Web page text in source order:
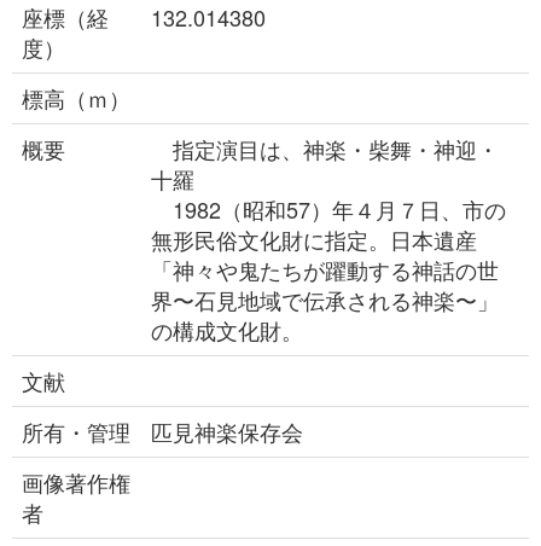
座標（経
度）
132.014380
標高（ｍ）
概要
指定演目は、神楽・柴舞・神迎・
十羅
1982（昭和57）年４月７日、市の
無形民俗文化財に指定。日本遺産
「神々や鬼たちが躍動する神話の世
界〜石見地域で伝承される神楽〜」
の構成文化財。
文献
所有・管理
匹見神楽保存会
画像著作権
者